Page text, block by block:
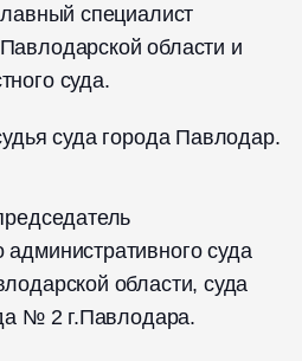
специалист
области и
суда.
суда города Павлодар.
административного суда
области, суда
№ 2 г.Павлодара.